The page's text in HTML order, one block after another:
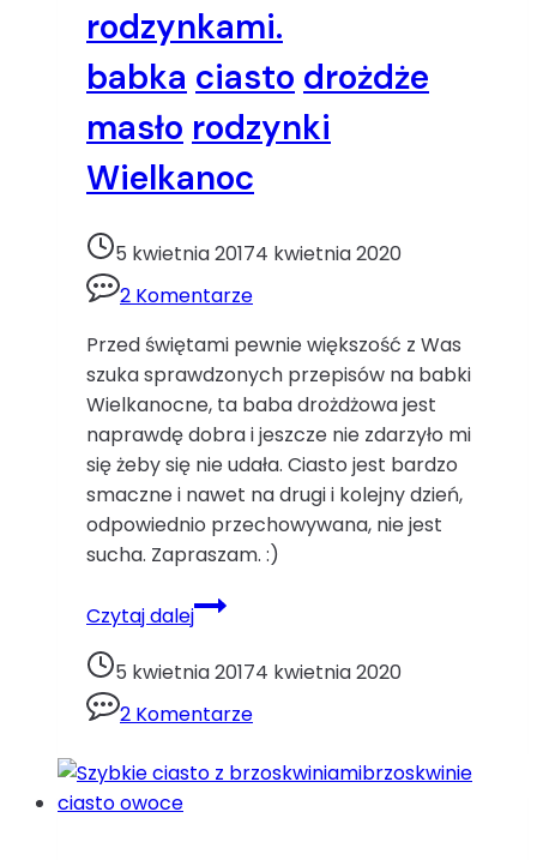
rodzynkami.
babka ciasto drożdże
masło rodzynki
Wielkanoc
5 kwietnia 20174 kwietnia 2020
2 Komentarze
Przed świętami pewnie większość z Was
szuka sprawdzonych przepisów na babki
Wielkanocne, ta baba drożdżowa jest
naprawdę dobra i jeszcze nie zdarzyło mi
się żeby się nie udała. Ciasto jest bardzo
smaczne i nawet na drugi i kolejny dzień,
odpowiednio przechowywana, nie jest
sucha. Zapraszam. :)
Czytaj dalejBabka
drożdżowa
z
ciasto
masło
5 kwietnia 20174 kwietnia 2020
2 Komentarze